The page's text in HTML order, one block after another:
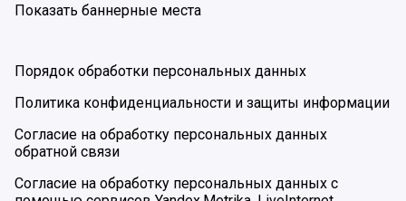
Показать баннерные места
Порядок обработки персональных данных
Политика конфиденциальности и защиты информации
Согласие на обработку персональных данных
обратной связи
Согласие на обработку персональных данных с